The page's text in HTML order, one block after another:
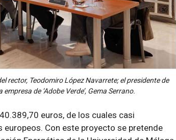
rector, Teodomiro López Navarrete; el presidente de
de ‘Adobe Verde’, Gema Serrano.
euros, de los cuales casi
Con este proyecto se pretende